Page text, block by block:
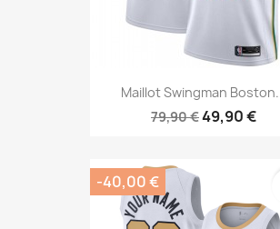
Maillot Swingman
79,90 €49,90 €
-40,00 €